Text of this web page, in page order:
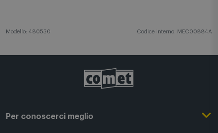
Modello: 480530 Codice interno: MEC00884A
Per conoscerci meglio